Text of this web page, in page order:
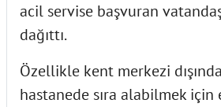
acil servise başvuran
dağıttı.
Özellikle kent merkezi
hastanede sıra alabilmek